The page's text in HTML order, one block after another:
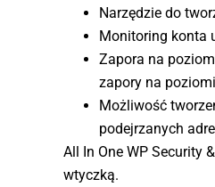
Narzędzie do
Monitoring konta
Zapora na
zapory na
Możliwość
podejrzanych
All In One WP Security
wtyczką.